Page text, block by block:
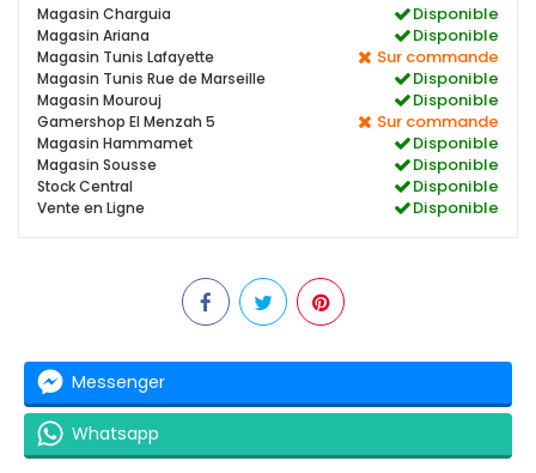
Magasin Charguia Disponible
Magasin Ariana Disponible
Magasin Tunis Lafayette Sur commande
Magasin Tunis Rue de Marseille Disponible
Magasin Mourouj Disponible
Gamershop El Menzah 5 Sur commande
Magasin Hammamet Disponible
Magasin Sousse Disponible
Stock Central Disponible
Vente en Ligne Disponible
Messenger
Whatsapp